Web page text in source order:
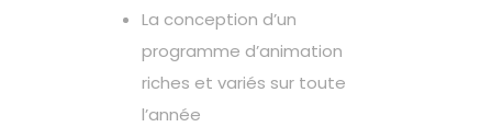
La conception d’un
programme d’animation
riches et variés sur toute
l’année